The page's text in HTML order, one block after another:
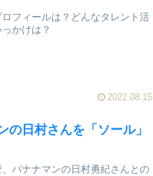
フィールは？どんなタレント活
かけは？
2022.08.15
の日村さんを「ソール」
バナナマンの日村勇紀さんとの